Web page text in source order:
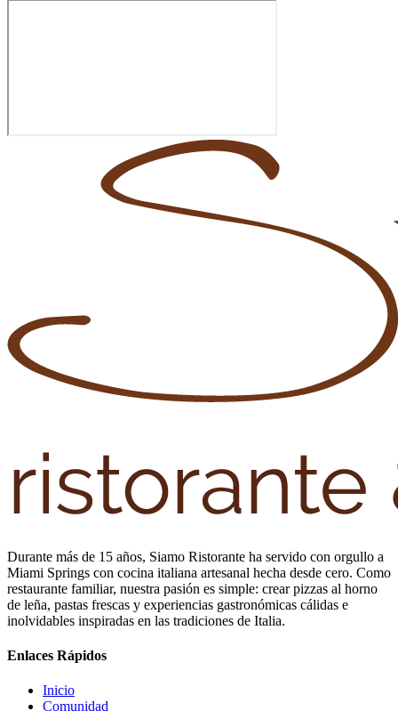
Durante más de 15 años, Siamo Ristorante ha servido con orgullo a
Miami Springs con cocina italiana artesanal hecha desde cero. Como
restaurante familiar, nuestra pasión es simple: crear pizzas al horno
de leña, pastas frescas y experiencias gastronómicas cálidas e
inolvidables inspiradas en las tradiciones de Italia.
Enlaces Rápidos
Inicio
Comunidad